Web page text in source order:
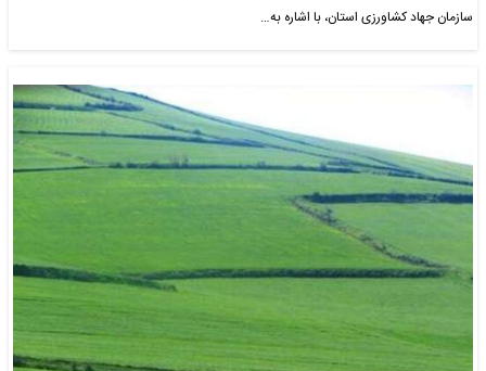
سازمان جهاد کشاورزی استان، با اشاره به…